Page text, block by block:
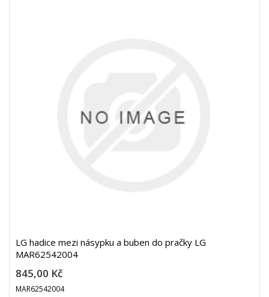
LG hadice mezi násypku a buben do pračky LG
MAR62542004
845,00 Kč
MAR62542004